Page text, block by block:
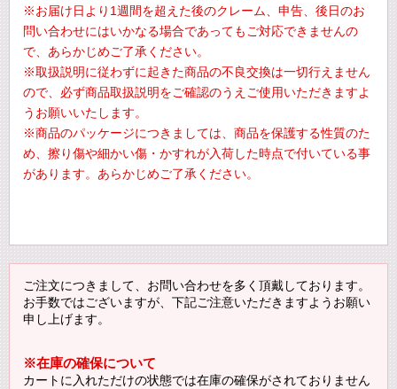
※お届け日より1週間を超えた後のクレーム、申告、後日のお
問い合わせにはいかなる場合であってもご対応できませんの
で、あらかじめご了承ください。
※取扱説明に従わずに起きた商品の不良交換は一切行えません
ので、必ず商品取扱説明をご確認のうえご使用いただきますよ
うお願いいたします。
※商品のパッケージにつきましては、商品を保護する性質のた
め、擦り傷や細かい傷・かすれが入荷した時点で付いている事
があります。あらかじめご了承ください。
ご注文につきまして、お問い合わせを多く頂戴しております。
お手数ではございますが、下記ご注意いただきますようお願い
申し上げます。
※在庫の確保について
カートに入れただけの状態では在庫の確保がされておりません